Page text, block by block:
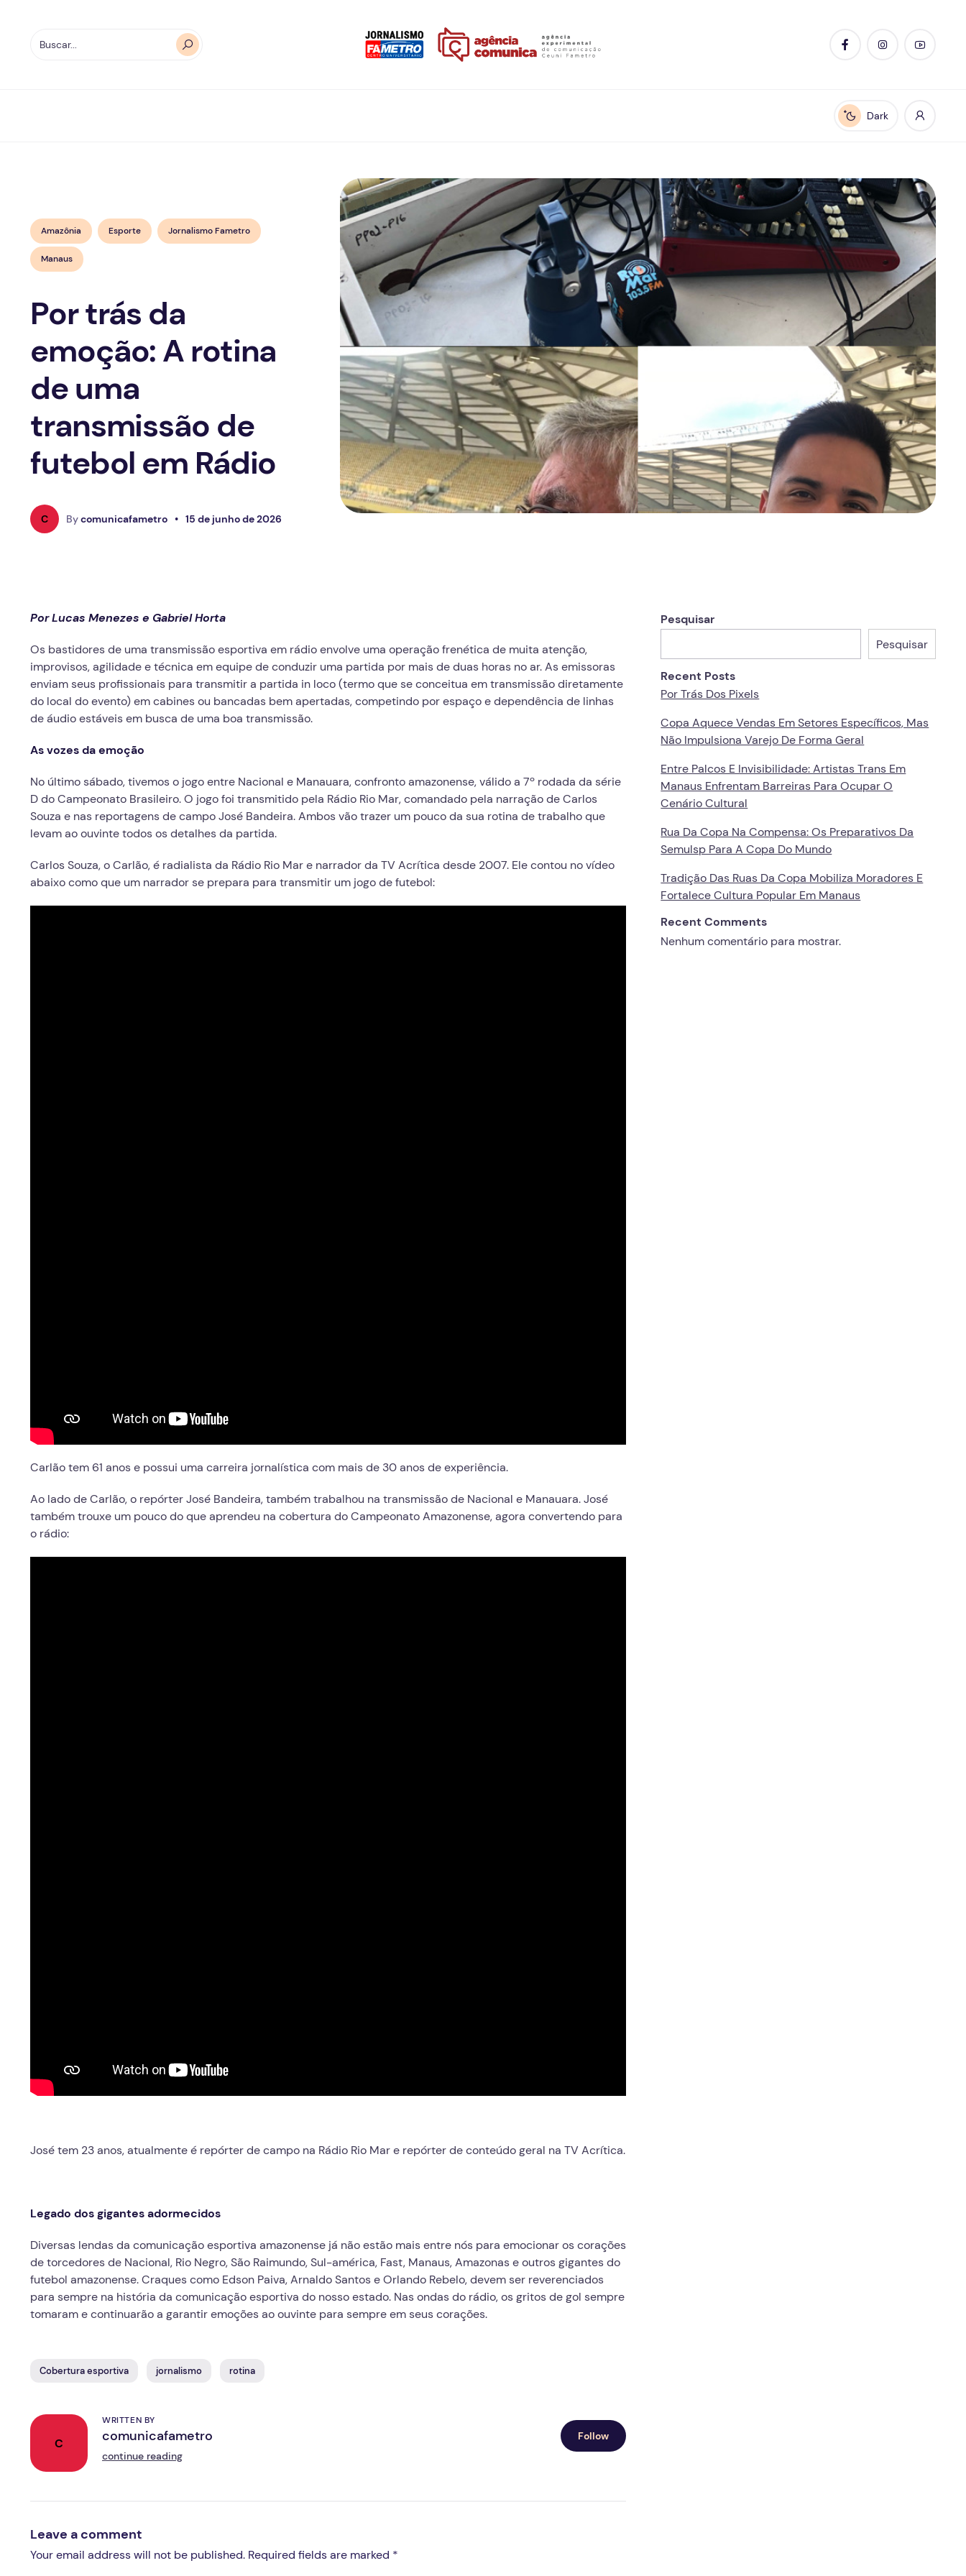
Enable dark mode
Dark
Amazônia Esporte Jornalismo Fametro
Manaus
Por trás da
emoção: A rotina
de uma
transmissão de
futebol em Rádio
C Bycomunicafametro • 15 de junho de 2026
Por Lucas Menezes e Gabriel Horta
Os bastidores de uma transmissão esportiva em rádio envolve uma operação frenética de muita atenção,
improvisos, agilidade e técnica em equipe de conduzir uma partida por mais de duas horas no ar. As emissoras
enviam seus profissionais para transmitir a partida in loco (termo que se conceitua em transmissão diretamente
do local do evento) em cabines ou bancadas bem apertadas, competindo por espaço e dependência de linhas
de áudio estáveis em busca de uma boa transmissão.
As vozes da emoção
No último sábado, tivemos o jogo entre Nacional e Manauara, confronto amazonense, válido a 7º rodada da série
D do Campeonato Brasileiro. O jogo foi transmitido pela Rádio Rio Mar, comandado pela narração de Carlos
Souza e nas reportagens de campo José Bandeira. Ambos vão trazer um pouco da sua rotina de trabalho que
levam ao ouvinte todos os detalhes da partida.
Carlos Souza, o Carlão, é radialista da Rádio Rio Mar e narrador da TV Acrítica desde 2007. Ele contou no vídeo
abaixo como que um narrador se prepara para transmitir um jogo de futebol:
Carlão tem 61 anos e possui uma carreira jornalística com mais de 30 anos de experiência.
Ao lado de Carlão, o repórter José Bandeira, também trabalhou na transmissão de Nacional e Manauara. José
também trouxe um pouco do que aprendeu na cobertura do Campeonato Amazonense, agora convertendo para
o rádio:
José tem 23 anos, atualmente é repórter de campo na Rádio Rio Mar e repórter de conteúdo geral na TV Acrítica.
Legado dos gigantes adormecidos
Diversas lendas da comunicação esportiva amazonense já não estão mais entre nós para emocionar os corações
de torcedores de Nacional, Rio Negro, São Raimundo, Sul-américa, Fast, Manaus, Amazonas e outros gigantes do
futebol amazonense. Craques como Edson Paiva, Arnaldo Santos e Orlando Rebelo, devem ser reverenciados
para sempre na história da comunicação esportiva do nosso estado. Nas ondas do rádio, os gritos de gol sempre
tomaram e continuarão a garantir emoções ao ouvinte para sempre em seus corações.
Cobertura esportiva jornalismo rotina
C
WRITTEN BY
comunicafametro
continue reading
Follow
Leave a comment
Your email address will not be published. Required fields are marked *
Pesquisar
Pesquisar
Recent Posts
Por Trás Dos Pixels
Copa Aquece Vendas Em Setores Específicos, Mas
Não Impulsiona Varejo De Forma Geral
Entre Palcos E Invisibilidade: Artistas Trans Em
Manaus Enfrentam Barreiras Para Ocupar O
Cenário Cultural
Rua Da Copa Na Compensa: Os Preparativos Da
Semulsp Para A Copa Do Mundo
Tradição Das Ruas Da Copa Mobiliza Moradores E
Fortalece Cultura Popular Em Manaus
Recent Comments
Nenhum comentário para mostrar.